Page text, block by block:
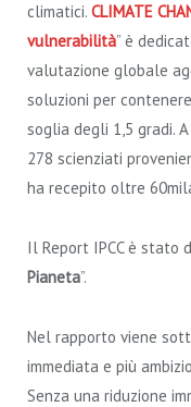
climatici. CLIMATE
vulnerabilità” è
valutazione globale
soluzioni per
soglia degli 1,5 gradi.
278 scienziati
ha recepito oltre
Il Report IPCC è stato
Pianeta”.
Nel rapporto viene
immediata e più
Senza una riduzione